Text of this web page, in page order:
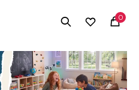
0
MI CUENTA
Electrodomésticos